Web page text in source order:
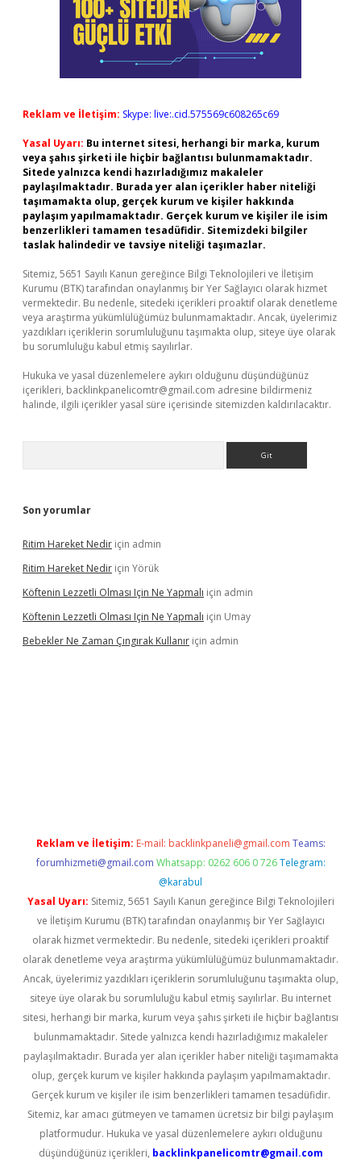
Reklam ve İletişim: Skype: live:.cid.575569c608265c69
Yasal Uyarı: Bu internet sitesi, herhangi bir marka, kurum
veya şahıs şirketi ile hiçbir bağlantısı bulunmamaktadır.
Sitede yalnızca kendi hazırladığımız makaleler
paylaşılmaktadır. Burada yer alan içerikler haber niteliği
taşımamakta olup, gerçek kurum ve kişiler hakkında
paylaşım yapılmamaktadır. Gerçek kurum ve kişiler ile isim
benzerlikleri tamamen tesadüfidir. Sitemizdeki bilgiler
taslak halindedir ve tavsiye niteliği taşımazlar.
Sitemiz, 5651 Sayılı Kanun gereğince Bilgi Teknolojileri ve İletişim
Kurumu (BTK) tarafından onaylanmış bir Yer Sağlayıcı olarak hizmet
vermektedir. Bu nedenle, sitedeki içerikleri proaktif olarak denetleme
veya araştırma yükümlülüğümüz bulunmamaktadır. Ancak, üyelerimiz
yazdıkları içeriklerin sorumluluğunu taşımakta olup, siteye üye olarak
bu sorumluluğu kabul etmiş sayılırlar.
Hukuka ve yasal düzenlemelere aykırı olduğunu düşündüğünüz
içerikleri, backlinkpanelicomtr@gmail.com adresine bildirmeniz
halinde, ilgili içerikler yasal süre içerisinde sitemizden kaldırılacaktır.
Son yorumlar
Ritim Hareket Nedir için admin
Ritim Hareket Nedir için Yörük
Köftenin Lezzetli Olması Için Ne Yapmalı için admin
Köftenin Lezzetli Olması Için Ne Yapmalı için Umay
Bebekler Ne Zaman Çıngırak Kullanır için admin
Reklam ve İletişim: E-mail: backlinkpaneli@gmail.com Teams:
forumhizmeti@gmail.com Whatsapp: 0262 606 0 726 Telegram:
@karabul
Yasal Uyarı: Sitemiz, 5651 Sayılı Kanun gereğince Bilgi Teknolojileri
ve İletişim Kurumu (BTK) tarafından onaylanmış bir Yer Sağlayıcı
olarak hizmet vermektedir. Bu nedenle, sitedeki içerikleri proaktif
olarak denetleme veya araştırma yükümlülüğümüz bulunmamaktadır.
Ancak, üyelerimiz yazdıkları içeriklerin sorumluluğunu taşımakta olup,
siteye üye olarak bu sorumluluğu kabul etmiş sayılırlar. Bu internet
sitesi, herhangi bir marka, kurum veya şahıs şirketi ile hiçbir bağlantısı
bulunmamaktadır. Sitede yalnızca kendi hazırladığımız makaleler
paylaşılmaktadır. Burada yer alan içerikler haber niteliği taşımamakta
olup, gerçek kurum ve kişiler hakkında paylaşım yapılmamaktadır.
Gerçek kurum ve kişiler ile isim benzerlikleri tamamen tesadüfidir.
Sitemiz, kar amacı gütmeyen ve tamamen ücretsiz bir bilgi paylaşım
platformudur. Hukuka ve yasal düzenlemelere aykırı olduğunu
düşündüğünüz içerikleri, backlinkpanelicomtr@gmail.com